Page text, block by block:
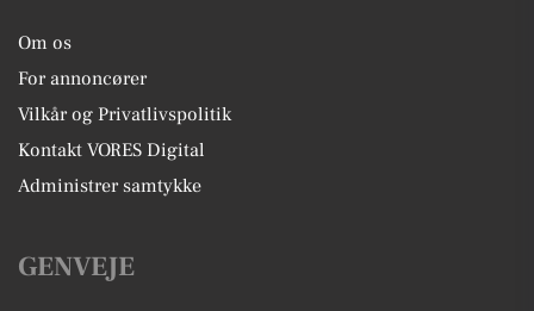
Om os
For annoncører
Vilkår og Privatlivspolitik
Kontakt VORES Digital
Administrer samtykke
GENVEJE